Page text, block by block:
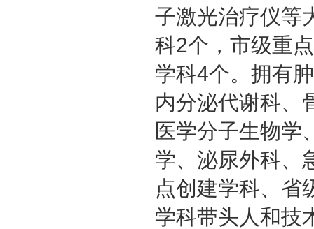
子激光治疗仪等
科2个，市级重
学科4个。拥有
内分泌代谢科、
医学分子生物学
学、泌尿外科、
点创建学科、省
学科带头人和技